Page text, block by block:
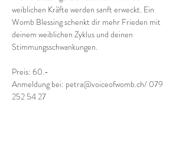
weiblichen Kräfte werden sanft erweckt. Ein
Womb Blessing schenkt dir mehr Frieden mit
deinem weiblichen Zyklus und deinen
Stimmungsschwankungen.
Preis: 60.-
Anmeldung bei: petra@voiceofwomb.ch/ 079
252 54 27